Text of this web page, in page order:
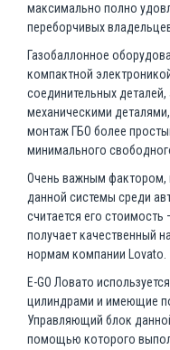
максимально полно
переборчивых
Газобаллонное
компактной
соединительных
механическими
монтаж ГБО более
минимального
Очень важным фактором,
данной системы среди
считается его
получает качественный
нормам компании Lovato.
E-GO Ловато
цилиндрами и имеющие
Управляющий блок
помощью которого